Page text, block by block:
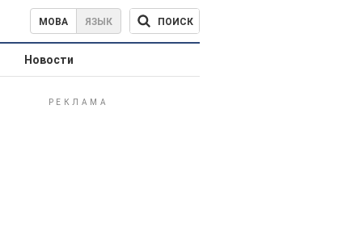
МОВА ЯЗЫК ПОИСК
Новости